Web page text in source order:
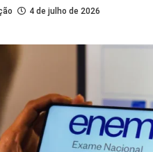
4 de julho de 2026